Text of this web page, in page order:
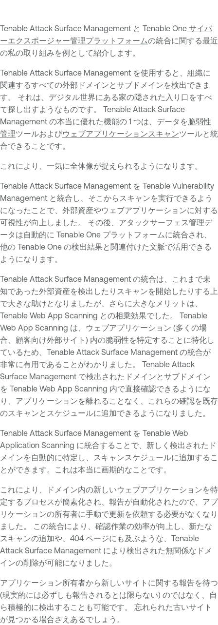
Tenable Attack Surface Management と Tenable One サイバ
ーエクスポージャー管理プラットフォームの統合に関する最近
の私の取り組みを例として紹介します。
Tenable Attack Surface Management を使用すると、組織に
関連するすべての外部ドメインとサブドメインを検出できま
す。 それは、デジタル世界にある家の隠された入り口をすべ
て探し出すようなものです。 Tenable Attack Surface
Management の本当に優れた機能の 1 つは、データを脆弱性
管理ツールおよびウェブアプリケーションスキャンツールと統
合できることです。
これにより、一気に全体像が捉えられるようになります。
Tenable Attack Surface Management を Tenable Vulnerability
Management と統合し、そこからスキャンを実行できるよう
になったことで、外部資産やウェブアプリケーションに対する
可視性が向上しました。 その後、アタックサーフェス管理デ
ータは自動的に Tenable One プラットフォームに統合され、
他の Tenable One の検出結果と関連付けた文脈で活用できる
ようになります。
Tenable Attack Surface Management の統合は、これまで未
知であった外部資産を検出したりスキャンを開始したりする上
で大きな助けとなりましたが、さらに大きなメリットは、
Tenable Web App Scanning との相乗効果でした。 Tenable
Web App Scanning は、ウェブアプリケーション (多くの場
合、顧客向け外部サイト) 内の脆弱性を特定することに特化し
ているため、Tenable Attack Surface Management の統合が
非常に有用であることがわかりました。 Tenable Attack
Surface Management で検出されたドメインとサブドメイン
を Tenable Web App Scanning 内で直接確認できるようにな
り、アプリケーションを離れることなく、これらの確認を既存
のスキャンとスケジュールに追加できるようになりました。
Tenable Attack Surface Management を Tenable Web
Application Scanning に統合することで、新しく検出されたド
メインを自動的に特定し、スキャンスケジュールに追加するこ
とができます。これは本当に画期的なことです。
これにより、ドメイン内の新しいウェブアプリケーションを特
定するプロセスが簡素化され、報告が自動化されたので、アプ
リケーションの所有者に手動で更新を依頼する必要がなくなり
ました。 この統合により、確認作業の効率が向上し、新たな
スキャンの追加や、404 ページにも及ぶような、Tenable
Attack Surface Management により検出された無関係なドメ
インの削除が可能になりました。
アプリケーション所有者から新しいサイトに関する報告を待つ
(現実的には必ずしも報告されるとは限らない) のではなく、自
ら積極的に検出することも可能です。 忘れられた古いサイト
が見つかる場合さえあるでしょう。